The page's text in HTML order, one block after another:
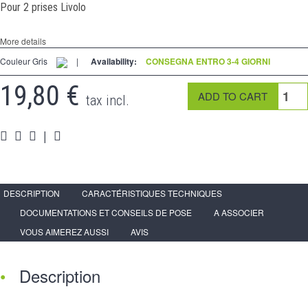
Media
Pour 2 prises Livolo
More details
Couleur Gris
| Availability: CONSEGNA ENTRO 3-4 GIORNI
19,80 € tax incl.
|
DESCRIPTION
CARACTÉRISTIQUES TECHNIQUES
DOCUMENTATIONS ET CONSEILS DE POSE
A ASSOCIER
VOUS AIMEREZ AUSSI
AVIS
Description